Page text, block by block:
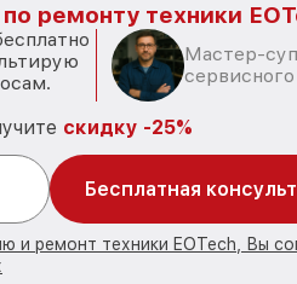
ремонту техники
Мастер-
скидку -25%
Бесплатная
и ремонт техники EOTech, Вы